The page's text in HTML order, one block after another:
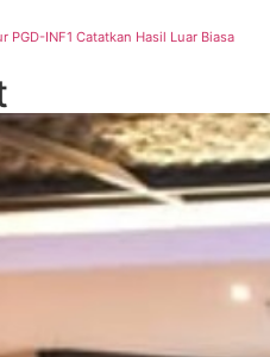
INF1 Catatkan Hasil Luar Biasa